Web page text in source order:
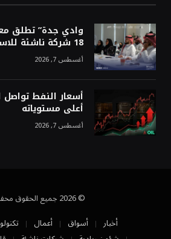
وادي جدة” تطلق
18 شركة ناشئة للاستثمار والاحتضان
أغسطس 7, 2026
أسعار النفط
أعلى مستوياته
أغسطس 7, 2026
© 2026 جميع الحقوق محفوظة.
أخبار
أسواق أعمال